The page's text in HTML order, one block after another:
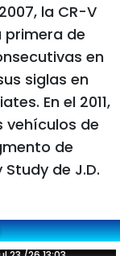
la CR-V
primera de
en
siglas en
En el 2011,
vehículos de
de
de J.D.